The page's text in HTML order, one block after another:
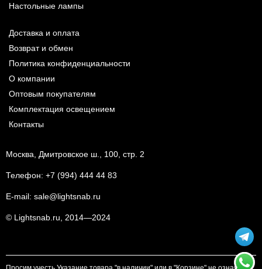
Настольные лампы
Доставка и оплата
Возврат и обмен
Политика конфиденциальности
О компании
Оптовым покупателям
Комплектация освещением
Контакты
Москва, Дмитровское ш., 100, стр. 2
Телефон: +7 (994) 444 44 83
E-mail: sale@lightsnab.ru
© Lightsnab.ru, 2014—2024